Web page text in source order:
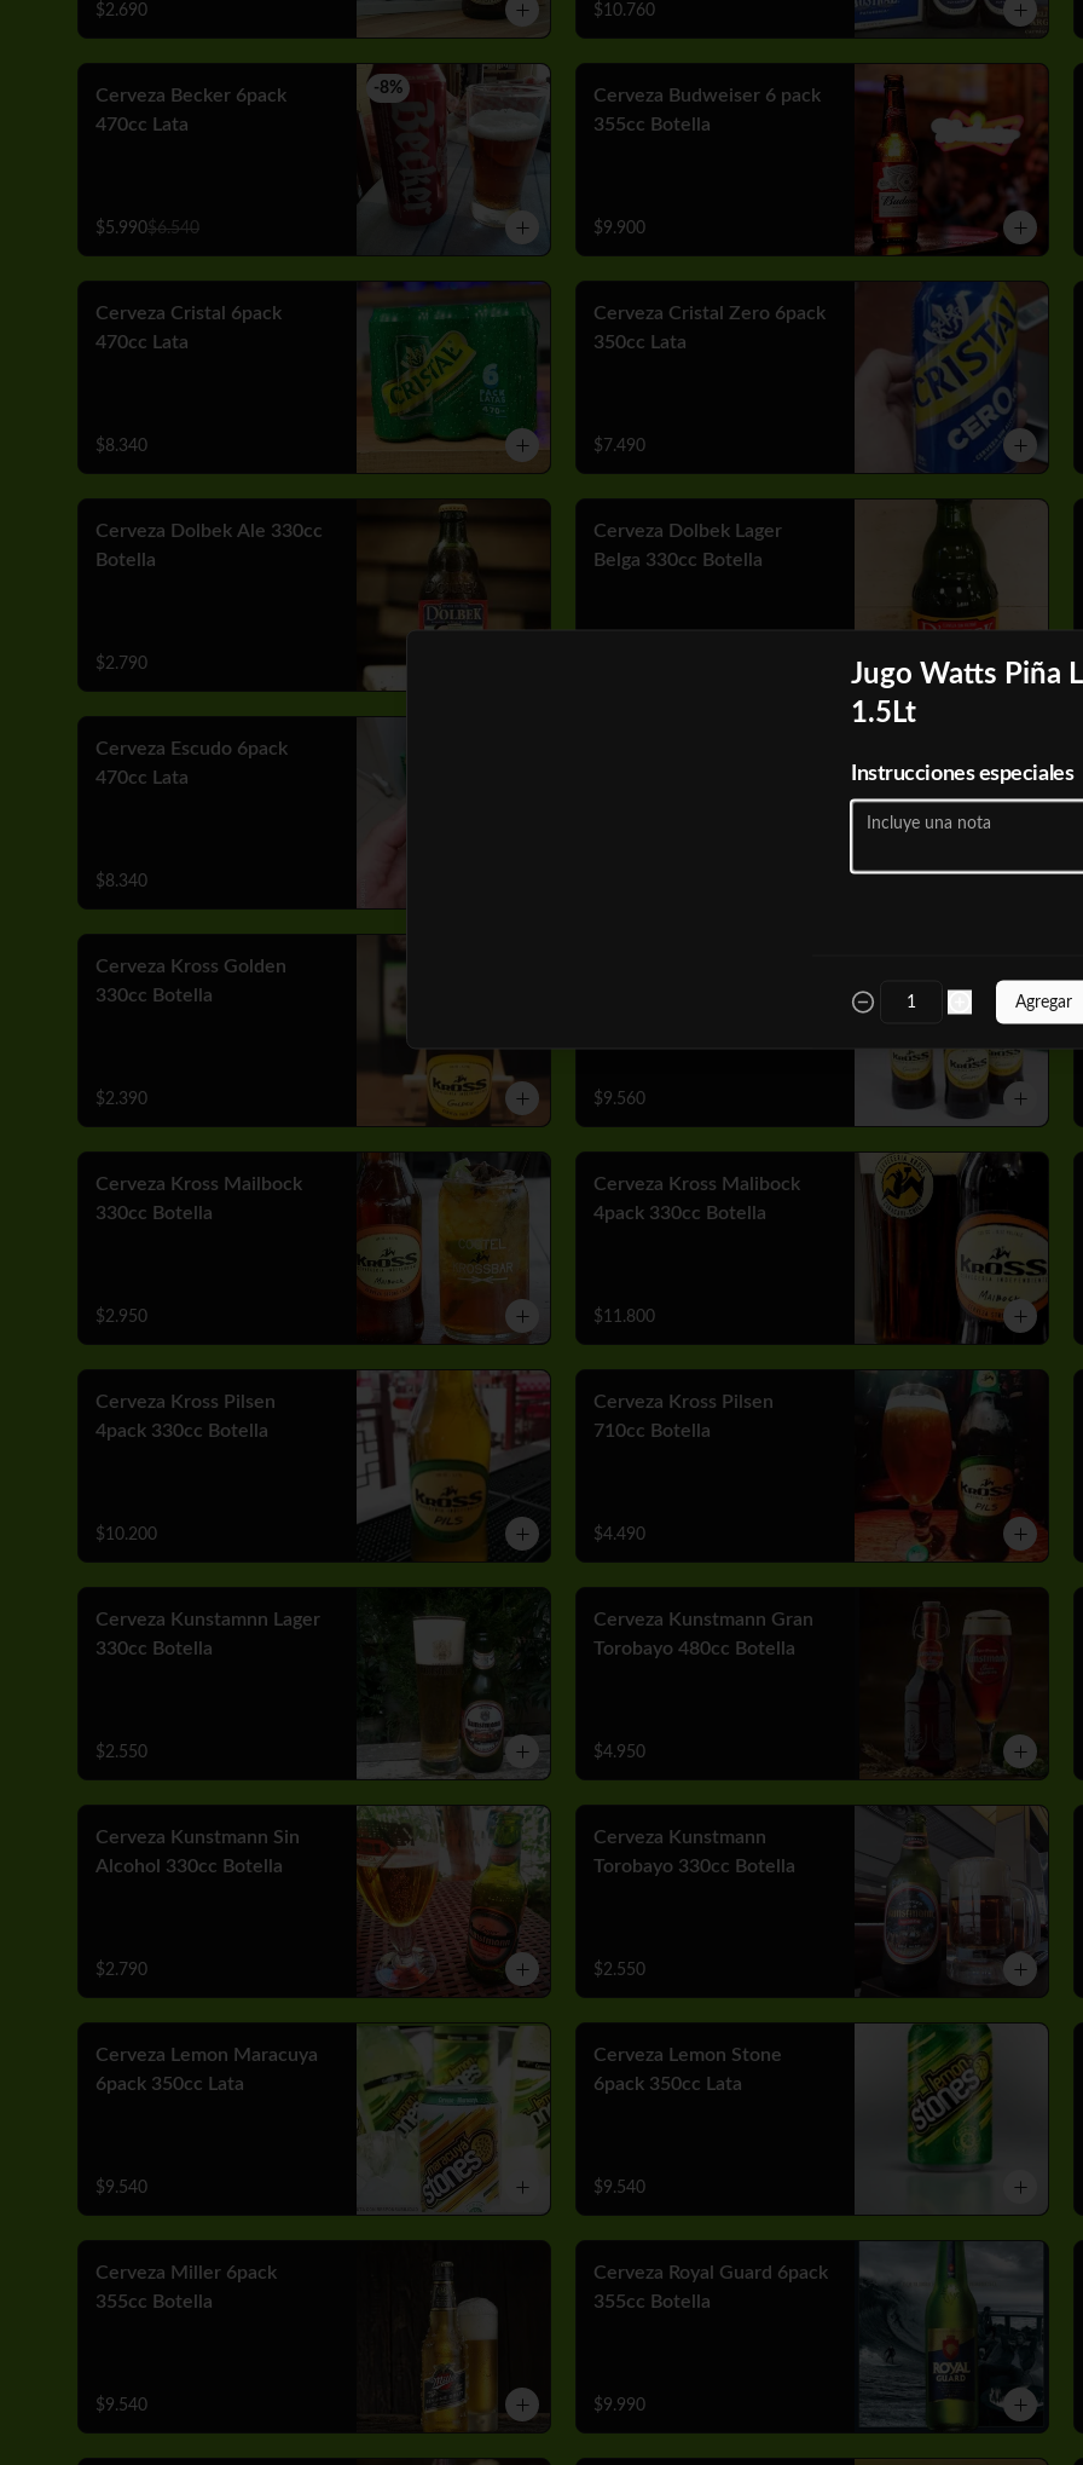
$2.690 $10.760
-8%
Cerveza Becker 6pack
470cc Lata
$5.990$6.540
Cerveza Budweiser 6 pack
355cc Botella
$9.900
Cerveza Cristal 6pack
470cc Lata
$8.340
Cerveza Cristal Zero 6pack
350cc Lata
$7.490
Cerveza Dolbek Ale 330cc
Botella
$2.790
Cerveza Dolbek Lager
Belga 330cc Botella
Cerveza Escudo 6pack
470cc Lata
$8.340
Cerveza Kross Golden
330cc Botella
$2.390 $9.560
Cerveza Kross Mailbock
330cc Botella
$2.950
Cerveza Kross Malibock
4pack 330cc Botella
$11.800
Cerveza Kross Pilsen
4pack 330cc Botella
$10.200
Cerveza Kross Pilsen
710cc Botella
$4.490
Cerveza Kunstamnn Lager
330cc Botella
$2.550
Cerveza Kunstmann Gran
Torobayo 480cc Botella
$4.950
Cerveza Kunstmann Sin
Alcohol 330cc Botella
$2.790
Cerveza Kunstmann
Torobayo 330cc Botella
$2.550
Cerveza Lemon Maracuya
6pack 350cc Lata
$9.540
Cerveza Lemon Stone
6pack 350cc Lata
$9.540
Cerveza Miller 6pack
355cc Botella
$9.540
Cerveza Royal Guard 6pack
355cc Botella
$9.990
Jugo Watts Piña
1.5Lt
Instrucciones especiales
Agregar